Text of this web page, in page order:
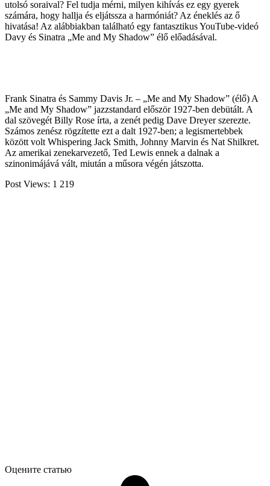
utolsó soraival? Fel tudja mérni, milyen kihívás ez egy gyerek
számára, hogy hallja és eljátssza a harmóniát? Az éneklés az ő
hivatása! Az alábbiakban található egy fantasztikus YouTube-videó
Davy és Sinatra „Me and My Shadow” élő előadásával.
Frank Sinatra és Sammy Davis Jr. – „Me and My Shadow” (élő) A
„Me and My Shadow” jazzstandard először 1927-ben debütált. A
dal szövegét Billy Rose írta, a zenét pedig Dave Dreyer szerezte.
Számos zenész rögzítette ezt a dalt 1927-ben; a legismertebbek
között volt Whispering Jack Smith, Johnny Marvin és Nat Shilkret.
Az amerikai zenekarvezető, Ted Lewis ennek a dalnak a
szinonimájává vált, miután a műsora végén játszotta.
Post Views: 1 219
Оцените статью